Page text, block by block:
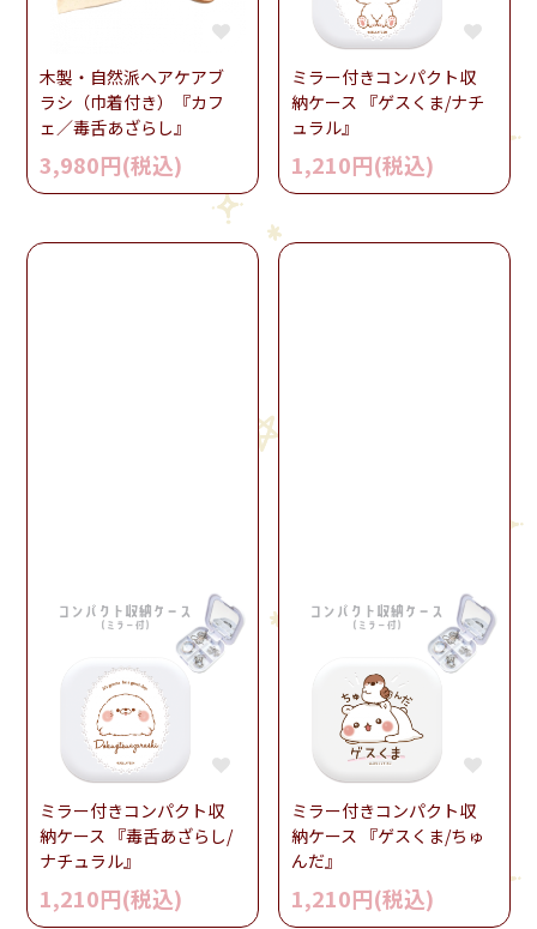
木製・自然派ヘアケアブ
ラシ（巾着付き）『カフ
ェ／毒舌あざらし』
3,980円(税込)
ミラー付きコンパクト収
納ケース 『ゲスくま/ナチ
ュラル』
1,210円(税込)
ミラー付きコンパクト収
納ケース 『毒舌あざらし/
ナチュラル』
1,210円(税込)
ミラー付きコンパクト収
納ケース 『ゲスくま/ちゅ
んだ』
1,210円(税込)